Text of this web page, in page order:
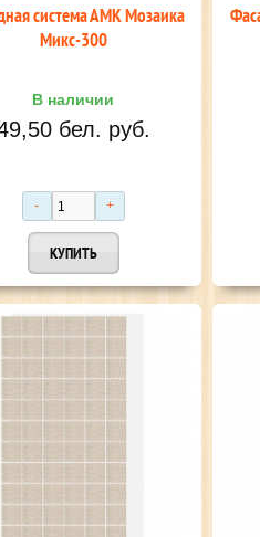
система АМК Мозаика
Микс-300
В наличии
бел. руб.